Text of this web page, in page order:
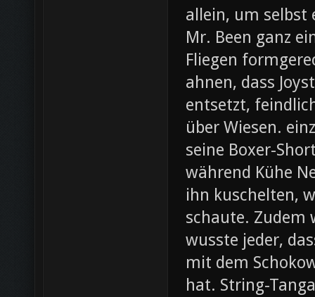
allein, um selbst
Mr. Been ganz
Fliegen
ahnen, dass
entsetzt,
über Wiesen.
seine Boxer-
während Kühe
ihn kuschelten,
schaute. Zudem
wusste jeder,
mit dem
hat. String-